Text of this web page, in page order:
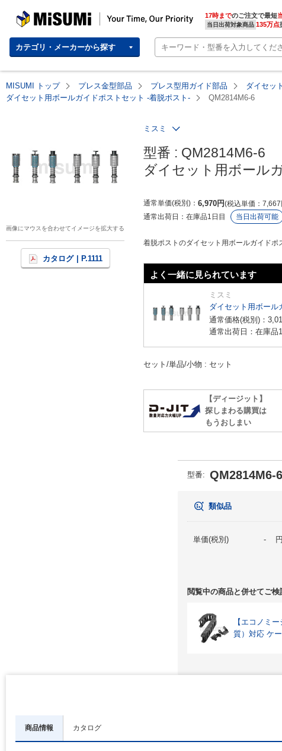
MISUMI | Your Time, Our Priority 17時までのご注文で最短
当日出荷対象商品 135万点
カテゴリ・メーカーから探す
MISUMI トップ プレス金型部品 プレス型用ガイド部品 ダイセッ
ダイセット用ボールガイドポストセット -着脱ポスト-
QM2814M6-6
画像にマウスを合わせてイメージを拡大する
カタログ | P.1111
ミスミ
型番 : QM2814M6-6
ダイセット用ボール
通常単価(税別) 6,970円 税込単価 7,667
通常出荷日： 在庫品1日目 当日出荷可能
着脱ポストのダイセット用ボールガイド
よく一緒に見られています
ミスミ
ダイセット用ボール
通常価格(税別)：
通常出荷日：在庫品
セット/単品/小物 セット
【ディージット】
探しまわる購買は
もうおしまい
型番: QM2814M6-6
類似品
単価(税別) - 円
閲覧中の商品と併せてご
【エコノミ
質）対応 ケ
商品情報 カタログ